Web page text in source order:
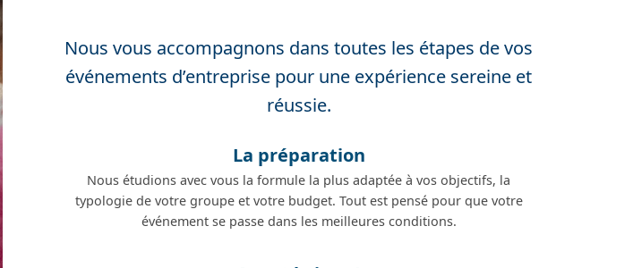
Nous vous accompagnons dans toutes les étapes de vos
événements d’entreprise pour une expérience sereine et
réussie.
La préparation
Nous étudions avec vous la formule la plus adaptée à vos objectifs, la
typologie de votre groupe et votre budget. Tout est pensé pour que votre
événement se passe dans les meilleures conditions.